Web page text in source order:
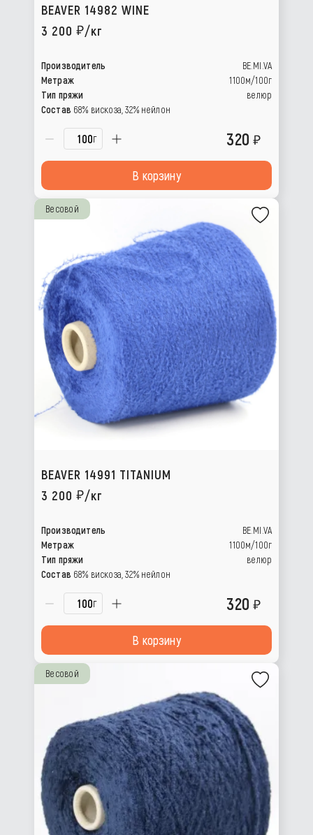
BEAVER 14982 WINE
3 200
/кг
Производитель
BE.MI.VA
Метраж
1100м/100г
Тип пряжи
велюр
Состав 68% вискоза, 32% нейлон
г 320
В корзину
Весовой
BEAVER 14991 TITANIUM
3 200
/кг
Производитель
BE.MI.VA
Метраж
1100м/100г
Тип пряжи
велюр
Состав 68% вискоза, 32% нейлон
г 320
В корзину
Весовой